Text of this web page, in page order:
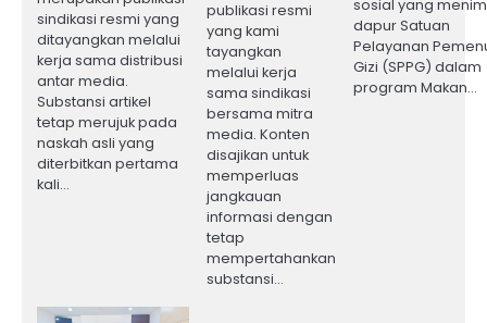
sindikasi resmi yang
ditayangkan melalui
kerja sama distribusi
antar media.
Substansi artikel
tetap merujuk pada
naskah asli yang
diterbitkan pertama
kali…
publikasi resmi
yang kami
tayangkan
melalui kerja
sama sindikasi
bersama mitra
media. Konten
disajikan untuk
memperluas
jangkauan
informasi dengan
tetap
mempertahankan
substansi…
sosial yang
dapur Satuan
Pelayanan
Gizi (SPPG) dalam
program Makan…